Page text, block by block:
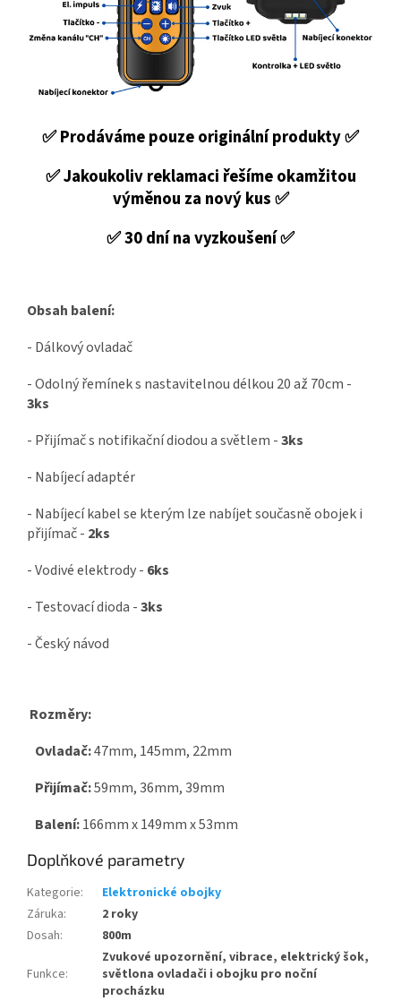
✅ Prodáváme pouze originální produkty ✅
✅ Jakoukoliv reklamaci řešíme okamžitou
výměnou za nový kus ✅
✅ 30 dní na vyzkoušení ✅
Obsah balení:
- Dálkový ovladač
- Odolný řemínek s nastavitelnou délkou 20 až 70cm -
3ks
- Přijímač s notifikační diodou a světlem -3ks
- Nabíjecí adaptér
- Nabíjecí kabel se kterým lze nabíjet současně obojek i
přijímač - 2ks
- Vodivé elektrody - 6ks
- Testovací dioda -3ks
- Český návod
Rozměry:
Ovladač:47mm, 145mm, 22mm
Přijímač:59mm, 36mm, 39mm
Balení:166mm x 149mm x 53mm
Doplňkové parametry
Kategorie:
Elektronické obojky
Záruka:
2 roky
Dosah: 800m
Funkce:
Zvukové upozornění, vibrace, elektrický šok,
světlona ovladači i obojku pro noční
procházku